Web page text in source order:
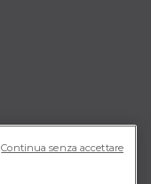
Continua senza accettare